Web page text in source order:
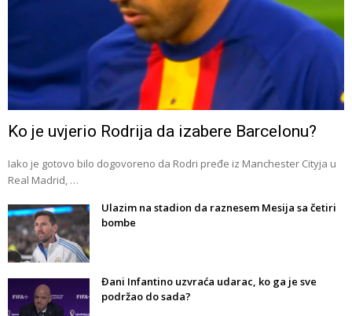
Ko je uvjerio Rodrija da izabere Barcelonu?
Iako je gotovo bilo dogovoreno da Rodri pređe iz Manchester Cityja u
Real Madrid, …
Ulazim na stadion da raznesem Mesija sa četiri
bombe
Đani Infantino uzvraća udarac, ko ga je sve
podržao do sada?